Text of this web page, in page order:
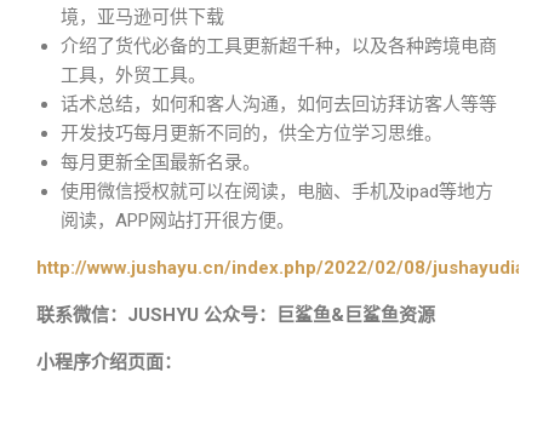
境，亚马逊可供下载
介绍了货代必备的工具更新超千种，以及各种跨境电商
工具，外贸工具。
话术总结，如何和客人沟通，如何去回访拜访客人等等
开发技巧每月更新不同的，供全方位学习思维。
每月更新全国最新名录。
使用微信授权就可以在阅读，电脑、手机及ipad等地方
阅读，APP网站打开很方便。
http://www.jushayu.cn/index.php/2022/02/08/
联系微信：JUSHYU 公众号：巨鲨鱼&巨鲨鱼资源
小程序介绍页面：